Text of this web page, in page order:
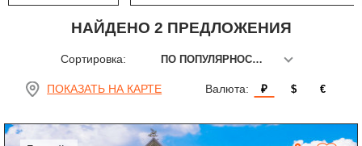
НАЙДЕНО 2 ПРЕДЛОЖЕНИЯ
Сортировка: ПО ПОПУЛЯРНОСТИ
ПОКАЗАТЬ НА КАРТЕ Валюта: ₽ $ €